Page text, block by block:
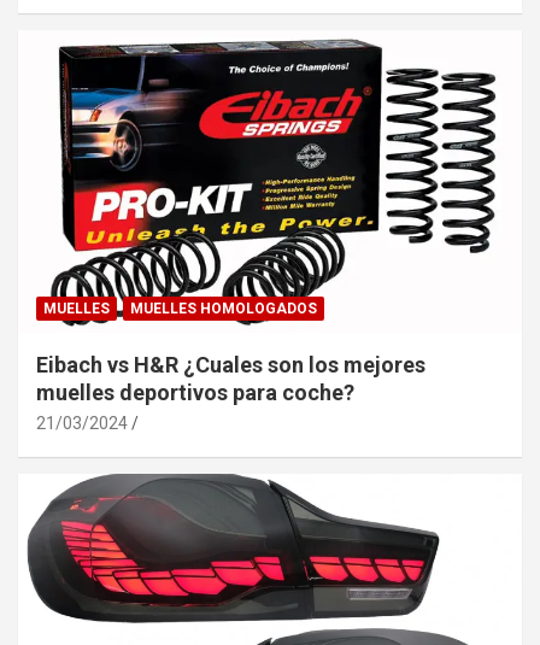
MUELLES MUELLES HOMOLOGADOS
Eibach vs H&R ¿Cuales son los mejores
muelles deportivos para coche?
21/03/2024